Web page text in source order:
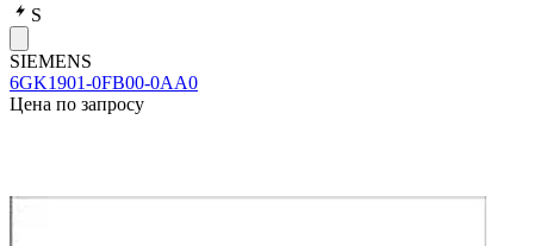
S
SIEMENS
6GK1901-0FB00-0AA0
Цена по запросу